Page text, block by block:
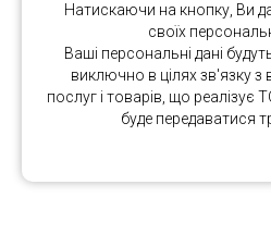
Натискаючи на кнопку, Ви
своїх
Ваші персональні дані
виключно в цілях зв'язку з
послуг і товарів, що реалізує
буде передаватися